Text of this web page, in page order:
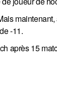
-11.
après 15